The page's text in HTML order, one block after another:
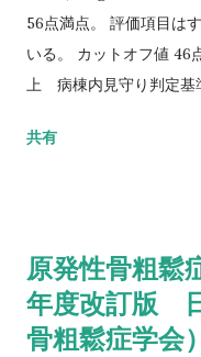
56点満点。 評価項目は
いる。 カットオフ値
上 病棟内見守り判定基
TUG（Timed Up to Go
詳しい評価方法はこち
アンドゴーテスト
方法 助走路（各3m）を
共有
原発性骨粗
年度改訂版
骨粗鬆症学会）